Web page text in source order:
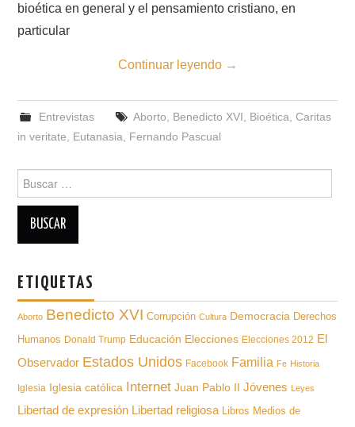
bioética en general y el pensamiento cristiano, en
particular
Continuar leyendo →
Entrevistas Aborto Benedicto XVI Bioética Caritas
in veritate
Eutanasia Fernando Pascual
para:
ETIQUETAS
Aborto Benedicto XVI Corrupción Cultura Democracia Derechos
Humanos Donald Trump Educación Elecciones Elecciones 2012 El
Observador Estados Unidos Facebook Familia Fe Historia
Iglesia Iglesia católica Internet Juan Pablo II Jóvenes Leyes
Libertad de expresión Libertad religiosa Libros Medios de